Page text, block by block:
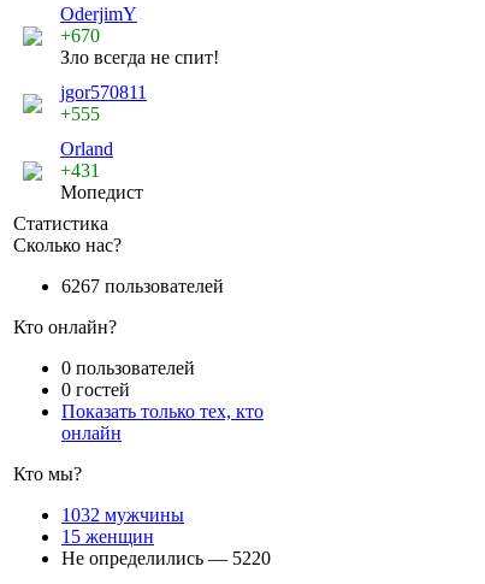
OderjimY
+670
Зло всегда не спит!
jgor570811
+555
Orland
+431
Мопедист
Статистика
Сколько нас?
6267 пользователей
Кто онлайн?
0 пользователей
0 гостей
Показать только тех, кто
онлайн
Кто мы?
1032 мужчины
15 женщин
Не определились — 5220